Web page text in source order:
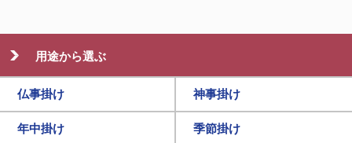
用途から選ぶ
仏事掛け 神事掛け
年中掛け 季節掛け